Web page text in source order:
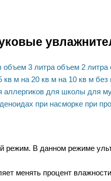
объем 3 литра объем 2 литра
кв м на 20 кв м на 10 кв м без
аллергиков для школы для
при насморке при
режим. В данном режиме
менять процент